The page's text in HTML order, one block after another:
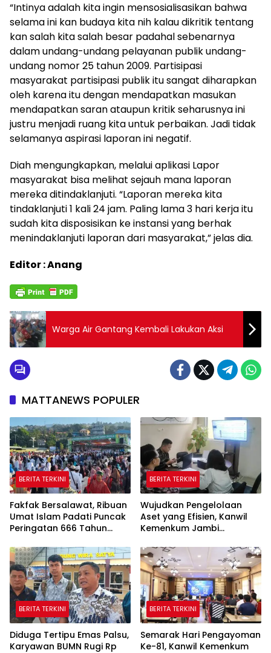
“Intinya adalah kita ingin mensosialisasikan bahwa
selama ini kan budaya kita nih kalau dikritik tentang
kan salah kita salah besar padahal sebenarnya
dalam undang-undang pelayanan publik undang-
undang nomor 25 tahun 2009. Partisipasi
masyarakat partisipasi publik itu sangat diharapkan
oleh karena itu dengan mendapatkan masukan
mendapatkan saran ataupun kritik seharusnya ini
justru menjadi ruang kita untuk perbaikan. Jadi tidak
selamanya aspirasi laporan ini negatif.
Diah mengungkapkan, melalui aplikasi Lapor
masyarakat bisa melihat sejauh mana laporan
mereka ditindaklanjuti. “Laporan mereka kita
tindaklanjuti 1 kali 24 jam. Paling lama 3 hari kerja itu
sudah kita disposisikan ke instansi yang berhak
menindaklanjuti laporan dari masyarakat,” jelas dia.
Editor : Anang
Warga Air Gantang Kembali Lakukan Aksi
MATTANEWS POPULER
BERITA TERKINI
Fakfak Bersalawat, Ribuan
Umat Islam Padati Puncak
Peringatan 666 Tahun
BERITA TERKINI
Wujudkan Pengelolaan
Aset yang Efisien, Kanwil
Kemenkum Jambi
Secara Transparan
BERITA TERKINI
Diduga Tertipu Emas Palsu,
Karyawan BUMN Rugi Rp
BERITA TERKINI
Semarak Hari Pengayoman
Ke-81, Kanwil Kemenkum